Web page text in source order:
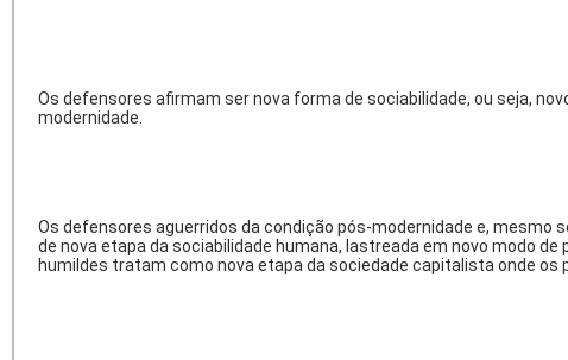
Os defensores afirmam ser nova forma de sociabilidade, ou seja,
modernidade.
Os defensores aguerridos da condição pós-modernidade e,
de nova etapa da sociabilidade humana, lastreada em novo modo
humildes tratam como nova etapa da sociedade capitalista onde